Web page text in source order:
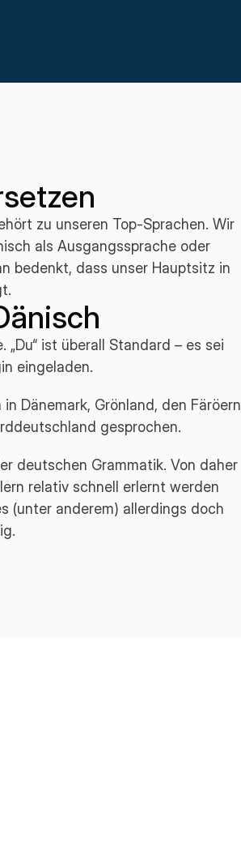
zu unseren Top-Sprachen. Wir
als Ausgangssprache oder
bedenkt, dass unser Hauptsitz in
ist überall Standard – es sei
eingeladen.
Dänemark, Grönland, den Färöern
gesprochen.
deutschen Grammatik. Von daher
relativ schnell erlernt werden
(unter anderem) allerdings doch